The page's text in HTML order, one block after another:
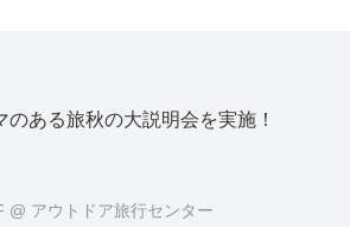
のある旅秋の大説明会を実施！
@ アウトドア旅行センター